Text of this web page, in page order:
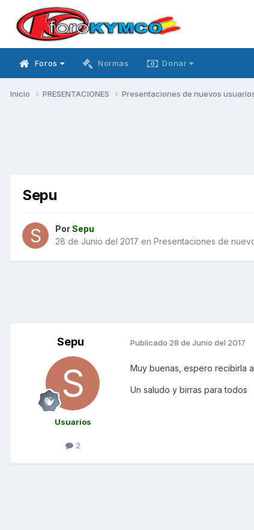
Foros Normas Donar
Inicio PRESENTACIONES Presentaciones de nuevos
Sepu
PorSepu
28 de Junio del 2017 en Presentaciones de
Sepu
Usuarios
2
Publicado 28 de Junio del 2017
Muy buenas, espero recibirla
Un saludo y birras para todos